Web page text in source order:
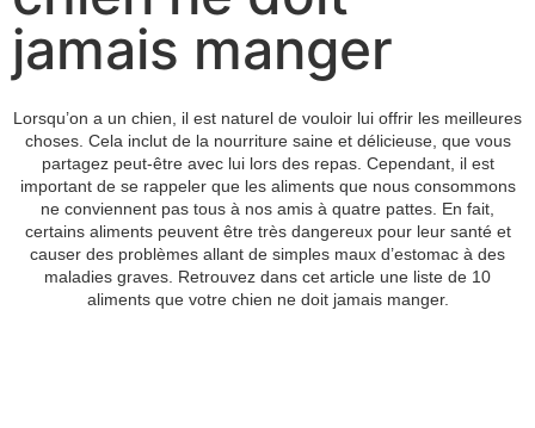
jamais manger
Lorsqu’on a un chien, il est naturel de vouloir lui offrir les meilleures
choses. Cela inclut de la nourriture saine et délicieuse, que vous
partagez peut-être avec lui lors des repas. Cependant, il est
important de se rappeler que les aliments que nous consommons
ne conviennent pas tous à nos amis à quatre pattes. En fait,
certains aliments peuvent être très dangereux pour leur santé et
causer des problèmes allant de simples maux d’estomac à des
maladies graves. Retrouvez dans cet article une liste de 10
aliments que votre chien ne doit jamais manger.